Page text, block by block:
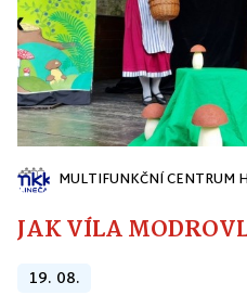
MULTIFUNKČNÍ CENTRUM
JAK VÍLA
19. 08.